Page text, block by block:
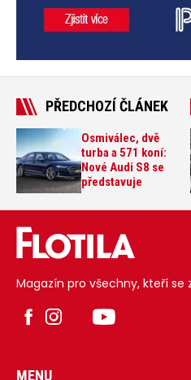
PŘEDCHOZÍ ČLÁNEK
Osmiválec, dvě
turba a 571 koní:
Nové Audi S8 se
představuje
Magazín pro všechny, kteří se
MENU